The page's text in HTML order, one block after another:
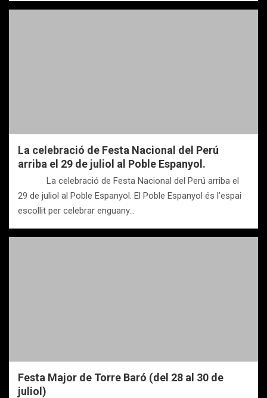
La celebració de Festa Nacional del Perú
arriba el 29 de juliol al Poble Espanyol.
La celebració de Festa Nacional del Perú arriba el
29 de juliol al Poble Espanyol. El Poble Espanyol és l’espai
escollit per celebrar enguany…
Festa Major de Torre Baró (del 28 al 30 de
juliol)